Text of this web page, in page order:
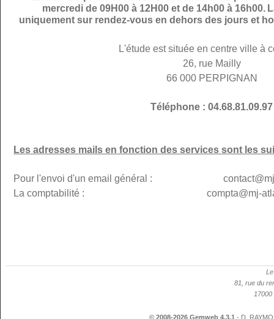
mercredi de 09H00 à 12H00 et de 14h00 à 16h00.
uniquement sur rendez-vous en dehors des jours et
L'étude est située en centre ville à
26, rue Mailly
66 000 PERPIGNAN
Téléphone : 04.68.81.09.97
Les adresses mails en fonction des services sont les
Pour l'envoi d'un email général : contact@mj-
La comptabilité : compta@mj-
81, rue du
17000
© 2008-2026 Gemweb 4.3.1 - D.